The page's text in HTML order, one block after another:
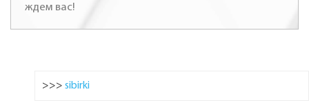
ждем вас!
>>> sibirki